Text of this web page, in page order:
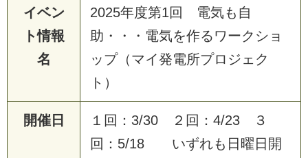
イベン
ト情報
名
2025年度第1回 電気も自
助・・・電気を作るワークショ
ップ（マイ発電所プロジェク
ト）
開催日
１回：3/30 ２回：4/23 ３
回：5/18 いずれも日曜日開